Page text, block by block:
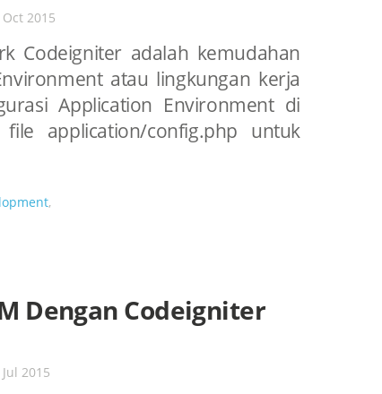
2015
Codeigniter adalah kemudahan
atau lingkungan kerja
Application Environment di
application/config.php untuk
,
Dengan Codeigniter
2015